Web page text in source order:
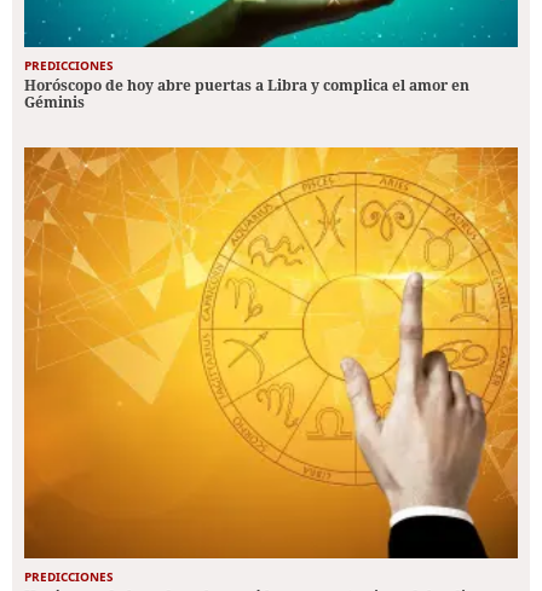
PREDICCIONES
Horóscopo de hoy abre puertas a Libra y complica el amor en
Géminis
PREDICCIONES